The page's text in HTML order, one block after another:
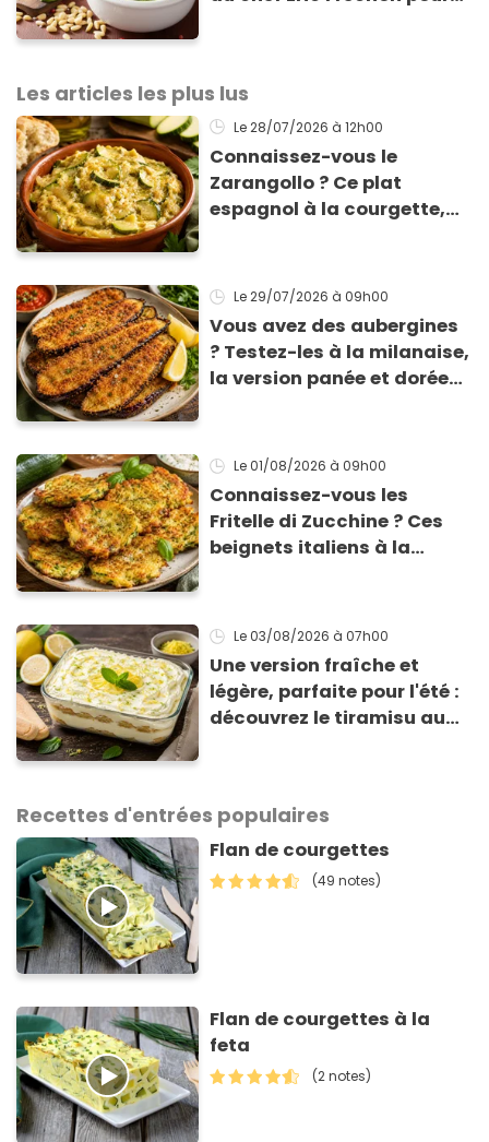
Les articles les plus lus
Le 28/07/2026 à 12h00
Connaissez-vous le
Zarangollo ? Ce plat
espagnol à la courgette,
Le 29/07/2026 à 09h00
Vous avez des aubergines
? Testez-les à la milanaise,
la version panée et dorée
Le 01/08/2026 à 09h00
Connaissez-vous les
Fritelle di Zucchine ? Ces
beignets italiens à la
Le 03/08/2026 à 07h00
Une version fraîche et
légère, parfaite pour l'été :
découvrez le tiramisu au
Recettes d'entrées populaires
Flan de courgettes
(49 notes)
Flan de courgettes à la
feta
(2 notes)